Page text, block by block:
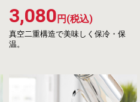
真空二重構造で美味しく保冷・保
温。
3,080 円(税込)